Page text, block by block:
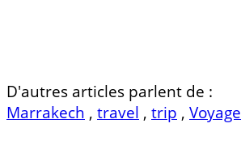
D'autres articles parlent de :
Marrakech , travel , trip , Voyage